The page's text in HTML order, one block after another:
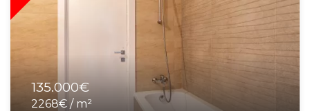
135.000€
2268€ / m²